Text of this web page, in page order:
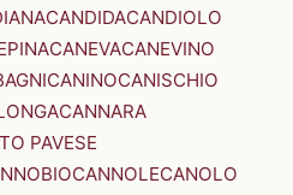
CANDIDACANDIOLO
CANEVACANEVINO
CANINOCANISCHIO
CANNARA
PAVESE
CANNOLECANOLO